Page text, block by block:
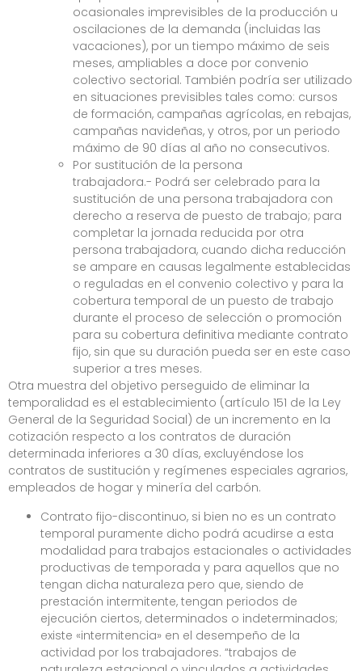
ocasionales imprevisibles de la producción u
oscilaciones de la demanda (incluidas las
vacaciones), por un tiempo máximo de seis
meses, ampliables a doce por convenio
colectivo sectorial. También podría ser utilizado
en situaciones previsibles tales como: cursos
de formación, campañas agrícolas, en rebajas,
campañas navideñas, y otros, por un periodo
máximo de 90 días al año no consecutivos.
Por sustitución de la persona
trabajadora.- Podrá ser celebrado para la
sustitución de una persona trabajadora con
derecho a reserva de puesto de trabajo; para
completar la jornada reducida por otra
persona trabajadora, cuando dicha reducción
se ampare en causas legalmente establecidas
o reguladas en el convenio colectivo y para la
cobertura temporal de un puesto de trabajo
durante el proceso de selección o promoción
para su cobertura definitiva mediante contrato
fijo, sin que su duración pueda ser en este caso
superior a tres meses.
Otra muestra del objetivo perseguido de eliminar la
temporalidad es el establecimiento (artículo 151 de la Ley
General de la Seguridad Social) de un incremento en la
cotización respecto a los contratos de duración
determinada inferiores a 30 días, excluyéndose los
contratos de sustitución y regímenes especiales agrarios,
empleados de hogar y minería del carbón.
Contrato fijo-discontinuo, si bien no es un contrato
temporal puramente dicho podrá acudirse a esta
modalidad para trabajos estacionales o actividades
productivas de temporada y para aquellos que no
tengan dicha naturaleza pero que, siendo de
prestación intermitente, tengan periodos de
ejecución ciertos, determinados o indeterminados;
existe «intermitencia» en el desempeño de la
actividad por los trabajadores. “trabajos de